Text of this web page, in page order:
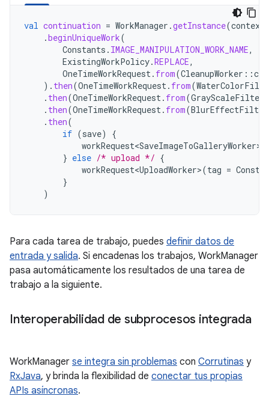
val continuation = WorkManager .getInstance(context
.beginUniqueWork(
Constants . IMAGE_MANIPULATION_WORK_NAME,
ExistingWorkPolicy.REPLACE,
OneTimeWorkRequest. from(CleanupWorker ::
). then(OneTimeWorkRequest. from(
. then(OneTimeWorkRequest. from(
. then(OneTimeWorkRequest. from(
. then(
if (save)
{
workRequest<SaveImageToGalleryWorker>
} else /* upload */ {
workRequest<UploadWorker>(tag =
}
)
Para cada tarea de trabajo, puedes definir datos de
entrada y salida. Si encadenas los trabajos, WorkManager
pasa automáticamente los resultados de una tarea de
trabajo a la siguiente.
Interoperabilidad de subprocesos integrada
WorkManager se integra sin problemas con Corrutinas y
RxJava, y brinda la flexibilidad de conectar tus propias
APIs asíncronas.